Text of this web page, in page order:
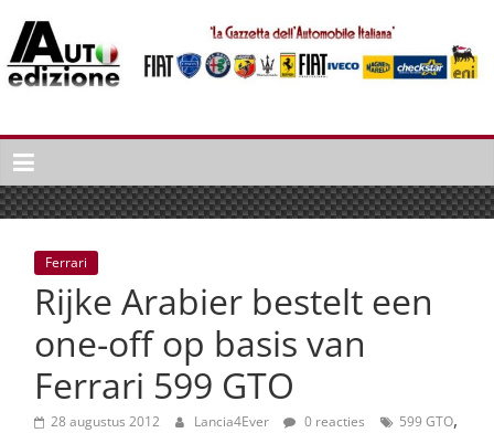
naar
inhoud
Auto
Edizione
La
Gazetta
dell'Automobile
Italiana
Italiaans
autonieuws
lifestyle
Ferrari
Rijke Arabier bestelt een
one-off op basis van
Ferrari 599 GTO
28 augustus 2012 Lancia4Ever 0 reacties 599 GTO,